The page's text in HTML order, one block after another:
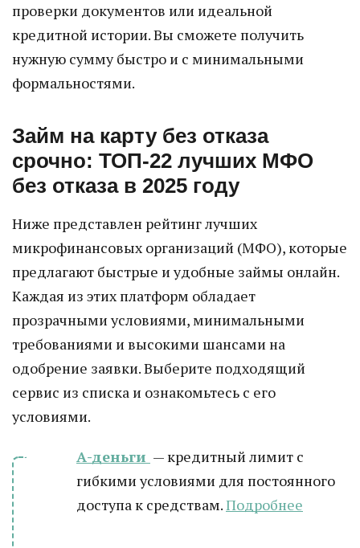
проверки документов или идеальной
кредитной истории. Вы сможете получить
нужную сумму быстро и с минимальными
формальностями.
Займ на карту без отказа
срочно: ТОП-22 лучших МФО
без отказа в 2025 году
Ниже представлен рейтинг лучших
микрофинансовых организаций (МФО), которые
предлагают быстрые и удобные займы онлайн.
Каждая из этих платформ обладает
прозрачными условиями, минимальными
требованиями и высокими шансами на
одобрение заявки. Выберите подходящий
сервис из списка и ознакомьтесь с его
условиями.
А-деньги — кредитный лимит с
гибкими условиями для постоянного
доступа к средствам.Подробнее